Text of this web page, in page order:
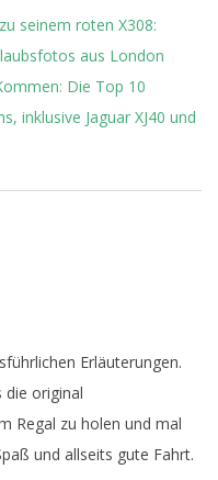
seinem roten X308:
aus London
Die Top 10
inklusive Jaguar XJ40 und
Erläuterungen.
die original
Regal zu holen und mal
und allseits gute Fahrt.